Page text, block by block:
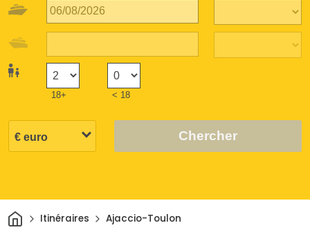
18+ < 18
Chercher
Maison
Itinéraires Ajaccio-Toulon